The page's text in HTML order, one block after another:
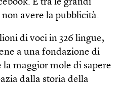
E tra le grandi
avere la pubblicità.
di voci in 326 lingue,
a una fondazione di
la maggior mole di sapere
dalla storia della